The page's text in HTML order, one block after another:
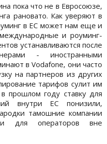
пока что не в Евросоюзе,
рановато. Как уверяют в
в ЕС может нам еще и
и роуминг-
устанавливаются после
- иностранными
в Vodafone, они часто
на партнеров из других
тарифов сулит им
прошлом году ставку для
внутри ЕС понизили,
тамошние компании
для операторов вне